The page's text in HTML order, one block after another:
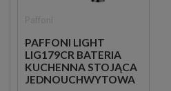
PAFFONI LIGHT
LIG179CR BATERIA
KUCHENNA STOJĄCA
JEDNOUCHWYTOWA